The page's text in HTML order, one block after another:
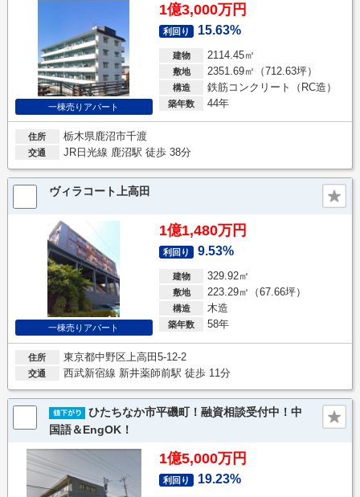
一棟売りアパート
1億3,000万円
利回り 15.63%
建物 2114.45㎡
敷地 2351.69㎡（712.63坪）
構造 鉄筋コンクリート（RC造）
築年数 44年
住所 栃木県鹿沼市千渡
交通 JR日光線 鹿沼駅 徒歩 38分
ヴィラコート上高田
一棟売りアパート
1億1,480万円
利回り 9.53%
建物 329.92㎡
敷地 223.29㎡（67.66坪）
構造 木造
築年数 58年
住所 東京都中野区上高田5-12-2
交通 西武新宿線 新井薬師前駅 徒歩 11分
ひたちなか市平磯町！融資相談受付中！中
国語＆EngOK！
1億5,000万円
利回り 19.23%